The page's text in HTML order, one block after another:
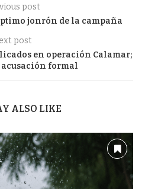
post
jonrón de la campaña
post
en operación Calamar;
acusación formal
ALSO LIKE